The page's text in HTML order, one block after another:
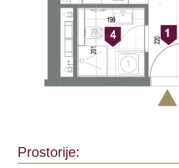
Prostorije: